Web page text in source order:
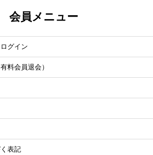
会員メニュー
グイン
料会員退会）
表記